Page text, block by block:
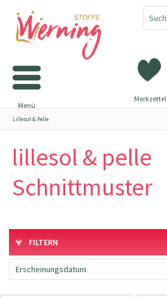
Merkzettel
Menü
Lillesol & Pelle
lillesol & pelle
Schnittmuster
FILTERN